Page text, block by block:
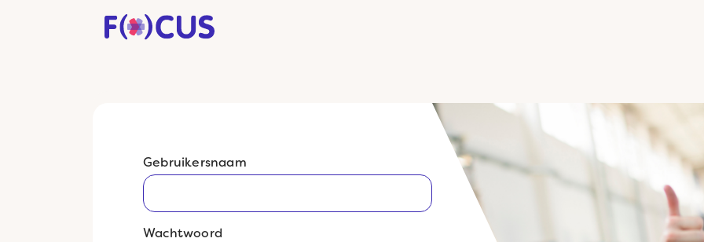
Gebruikersnaam
Wachtwoord